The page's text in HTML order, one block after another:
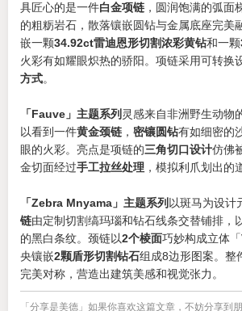
具匠心的是一件白金项链 ，圆润饱满的弧面
的粗粝岩石，散落镶嵌圆钻与金属底座完美
嵌一颗34.92ct雷迪恩形切割浓彩黄钻和一颗
火彩有如耀眼炽热的骄阳。项链采用可转换
方式。
「Fauve」主题系列 灵感来自非洲野生动
以看到一件黄金颈链 ， 密镶圆钻有如细密的
眼的火彩。亮点是项链的三角切口设计仿佛
金切面经过手工拉丝处理 ，模拟利爪划出的
「Zebra Mnyama」主题系列 以斑马为设
链由定制切割缟玛瑙和钻石线条交替铺排，
的黑白条纹。颈链以2个棱面巧妙构成立体
央镶嵌2颗盾形切割钻石组成8边形图案。整
完美对称，营造出建筑美感和视觉张力。
「分享是美德」如果你喜欢这篇文章，不妨分享到